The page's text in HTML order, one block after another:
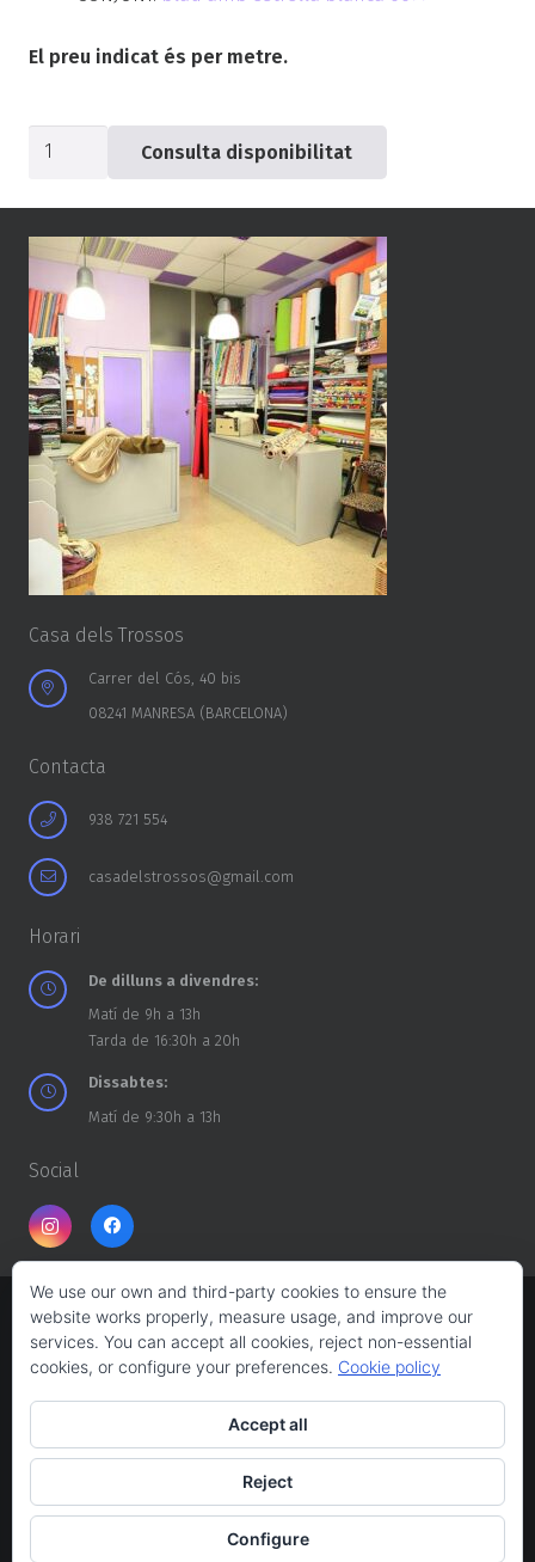
El preu indicat és per metre.
quantitat
Popelín
estrella
-0096-
Consulta disponibilitat
Casa dels Trossos
Carrer del Cós, 40 bis
08241 MANRESA (BARCELONA)
Contacta
938 721 554
casadelstrossos@gmail.com
Horari
De dilluns a divendres:
Matí de 9h a 13h
Tarda de 16:30h a 20h
Dissabtes:
Matí de 9:30h a 13h
Social
Copyright ©CASA DELS TROSSOS 2026
Avís legal
We use our own and third-party cookies to ensure the
website works properly, measure usage, and improve our
services. You can accept all cookies, reject non-essential
cookies, or configure your preferences. Cookie policy
Accept all
Reject
Configure